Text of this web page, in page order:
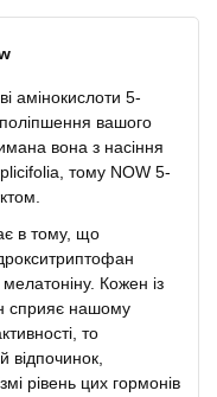
амінокислоти 5-
вашого
вона з насіння
тому NOW 5-
в тому, що
Кожен із
сприяє нашому
то
відпочинок,
рівень цих гормонів